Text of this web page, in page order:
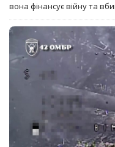
вона фінансує війну та